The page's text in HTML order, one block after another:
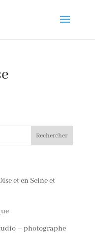
et en Seine et
– photographe